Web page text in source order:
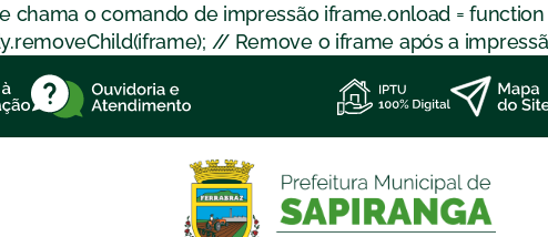
chama o comando de impressão iframe.onload =
// Remove o iframe após a impressão